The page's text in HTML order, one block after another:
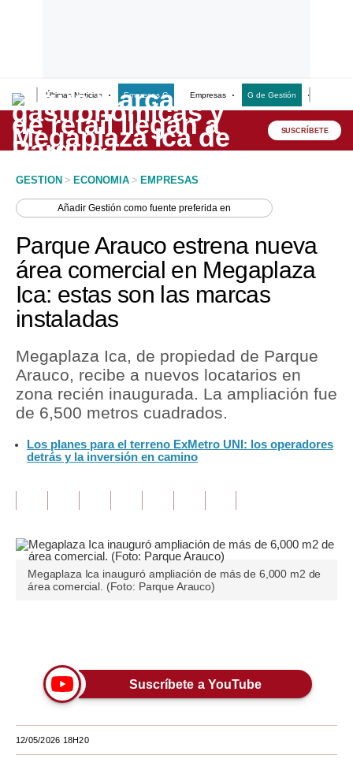
Últimas Noticias Empresas G Empresas G de Gestión
Lo último
Peru Quiosco
Economía
Mercados
Perú
Política
Tu Dinero
Finanzas Personales
Inmobiliarias
Opinión
Editorial
Pregunta de hoy
Lujo
Viajes
Moda
SUSCRÍBETE
GESTION > ECONOMIA > EMPRESAS
AñadirGestión como fuente preferida en
Parque Arauco estrena nueva
área comercial en Megaplaza
Ica: estas son las marcas
instaladas
Megaplaza Ica, de propiedad de Parque
Arauco, recibe a nuevos locatarios en
zona recién inaugurada. La ampliación fue
de 6,500 metros cuadrados.
Los planes para el terreno ExMetro UNI: los operadores
detrás y la inversión en camino
Megaplaza Ica inauguró ampliación de más de 6,000 m2 de
área comercial. (Foto: Parque Arauco)
Suscríbete a YouTube
12/05/2026 18H20